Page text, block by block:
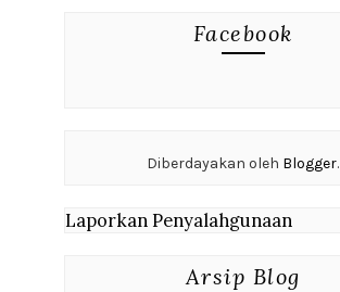
Facebook
Diberdayakan oleh Blogger.
Laporkan Penyalahgunaan
Arsip Blog